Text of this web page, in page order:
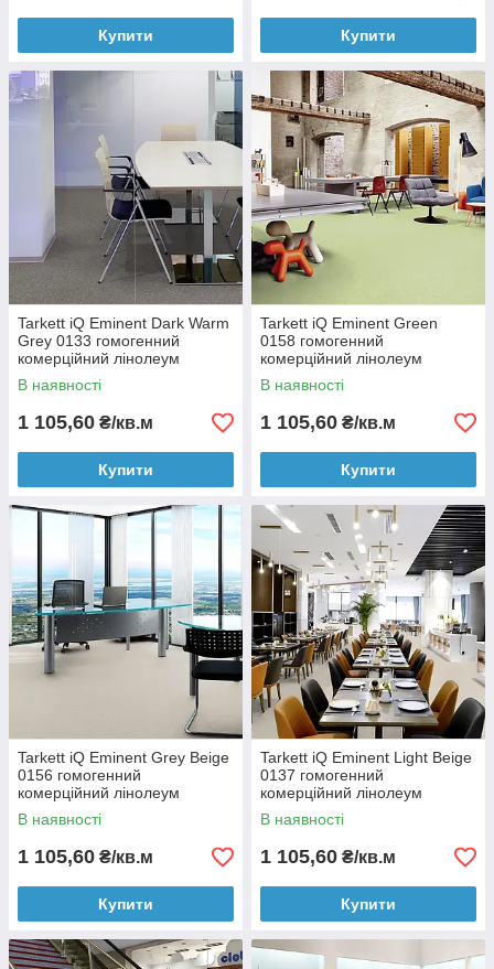
Купити Купити
Tarkett iQ Eminent Dark Warm
Grey 0133 гомогенний
комерційний лінолеум
В наявності
1 105,60 ₴/кв.м
Купити
Tarkett iQ Eminent Green
0158 гомогенний
комерційний лінолеум
В наявності
1 105,60 ₴/кв.м
Купити
Tarkett iQ Eminent Grey Beige
0156 гомогенний
комерційний лінолеум
В наявності
1 105,60 ₴/кв.м
Купити
Tarkett iQ Eminent Light Beige
0137 гомогенний
комерційний лінолеум
В наявності
1 105,60 ₴/кв.м
Купити